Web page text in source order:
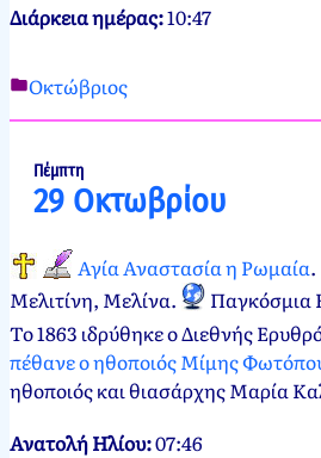
Διάρκεια ημέρας:10:47
Νεκτάριος
28
201228
Οκτωβρίου,
Οκτώβριος
Πέμπτη
29 Οκτωβρίου
Αγία Αναστασία η Ρωμαία.
Μελιτίνη, Μελίνα. Παγκόσμια
Το 1863 ιδρύθηκε ο Διεθνής
πέθανε ο ηθοποιός Μίμης
ηθοποιός και θιασάρχης Μαρία
Ανατολή Ηλίου:07:46